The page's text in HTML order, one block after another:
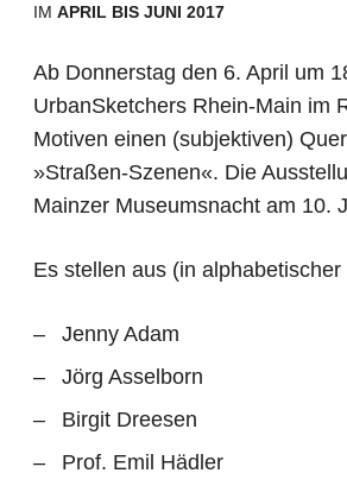
IM APRIL BIS JUNI 2017
Ab Donnerstag den 6. April um
UrbanSketchers Rhein-Main im
Motiven einen (subjektiven)
»Straßen-Szenen«. Die
Mainzer Museumsnacht am 10.
Es stellen aus (in
Jenny Adam
Jörg Asselborn
Birgit Dreesen
Prof. Emil Hädler